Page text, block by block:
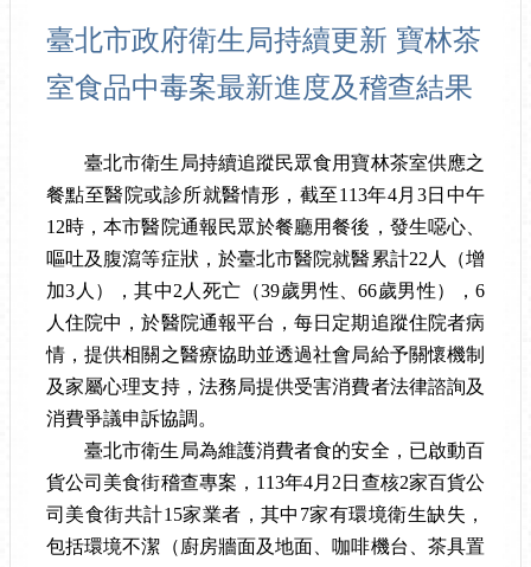
臺北市政府衛生局持續更新 寶林茶
室食品中毒案最新進度及稽查結果
臺北市衛生局持續追蹤民眾食用寶林茶室供應之
餐點至醫院或診所就醫情形，截至113年4月 3日中午
12時，本市醫院通報民眾於餐廳用餐後，發生噁心、
嘔吐及腹瀉等症狀，於臺北市醫院就醫累計22 人（增
加3 人），其中2 人死亡（39歲男性、66歲男性），6
人住院中，於醫院通報平台，每日定期追蹤住院者病
情，提供相關之醫療協助並透過社會局給予關懷機制
及家屬心理支持，法務局提供受害消費者法律諮詢及
消費爭議申訴協調。
臺北市衛生局為維護消費者食的安全，已啟動百
貨公司美食街稽查專案， 113年4月 2 日查核2家百貨公
司美食街共計15家業者，其中 7家有環境衛生缺失，
包括環境不潔（廚房牆面及地面、咖啡機台、茶具置